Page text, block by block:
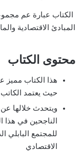
الكتاب عبارة عم
المبادئ الاقتصادية
محتوى الكتاب
هذا الكتاب مميز
حيث يعتمد
ويتحدث خلالها
الناجحين في
للمجتمع البابلي
الاقتصادي